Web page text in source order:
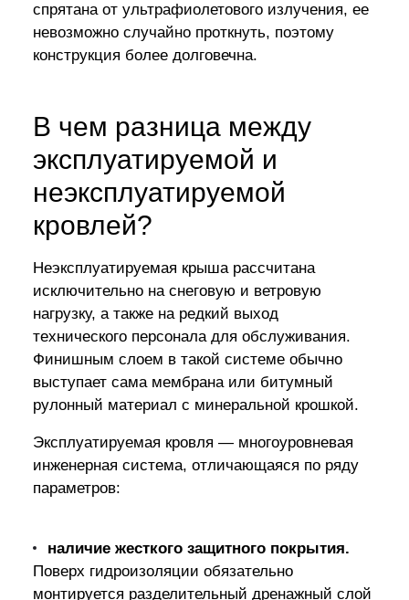
спрятана от ультрафиолетового излучения, ее
невозможно случайно проткнуть, поэтому
конструкция более долговечна.
В чем разница между
эксплуатируемой и
неэксплуатируемой
кровлей?
Неэксплуатируемая крыша рассчитана
исключительно на снеговую и ветровую
нагрузку, а также на редкий выход
технического персонала для обслуживания.
Финишным слоем в такой системе обычно
выступает сама мембрана или битумный
рулонный материал с минеральной крошкой.
Эксплуатируемая кровля — многоуровневая
инженерная система, отличающаяся по ряду
параметров:
наличие жесткого защитного покрытия.
Поверх гидроизоляции обязательно
монтируется разделительный дренажный слой